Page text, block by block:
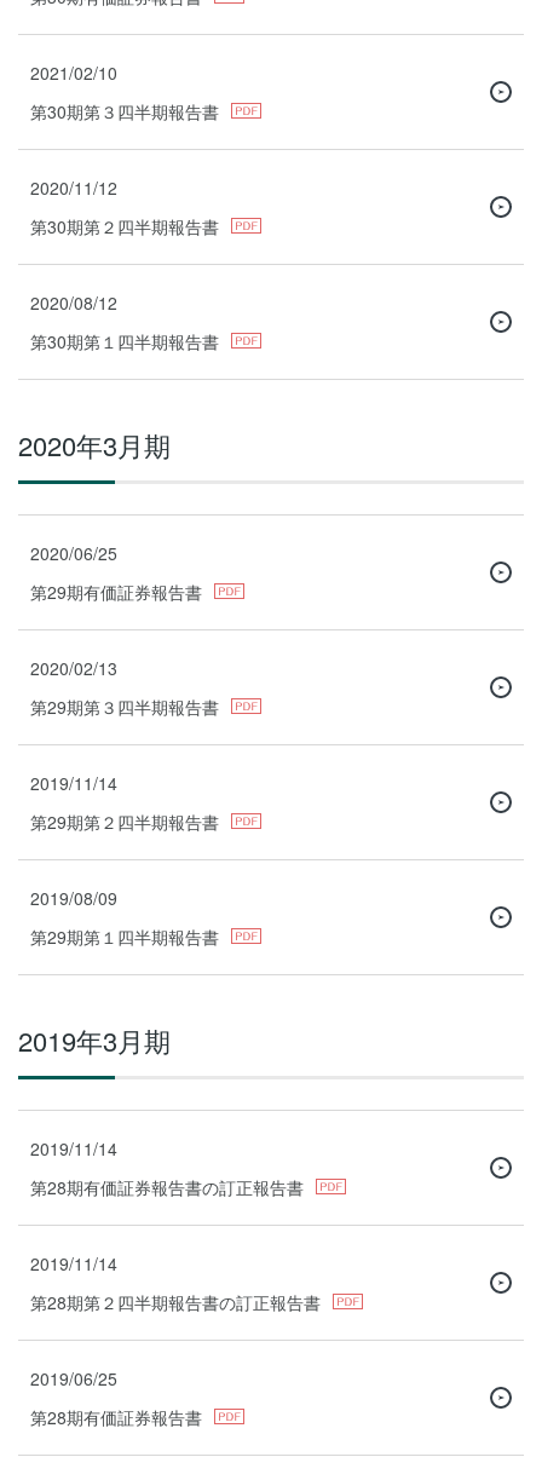
2021/02/10
第30期第３四半期報告書
2020/11/12
第30期第２四半期報告書
2020/08/12
第30期第１四半期報告書
2020年3月期
2020/06/25
第29期有価証券報告書
2020/02/13
第29期第３四半期報告書
2019/11/14
第29期第２四半期報告書
2019/08/09
第29期第１四半期報告書
2019年3月期
2019/11/14
第28期有価証券報告書の訂正報告書
2019/11/14
第28期第２四半期報告書の訂正報告書
2019/06/25
第28期有価証券報告書